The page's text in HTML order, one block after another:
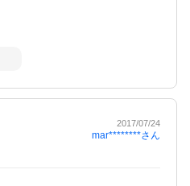
2017/07/24
mar********さん